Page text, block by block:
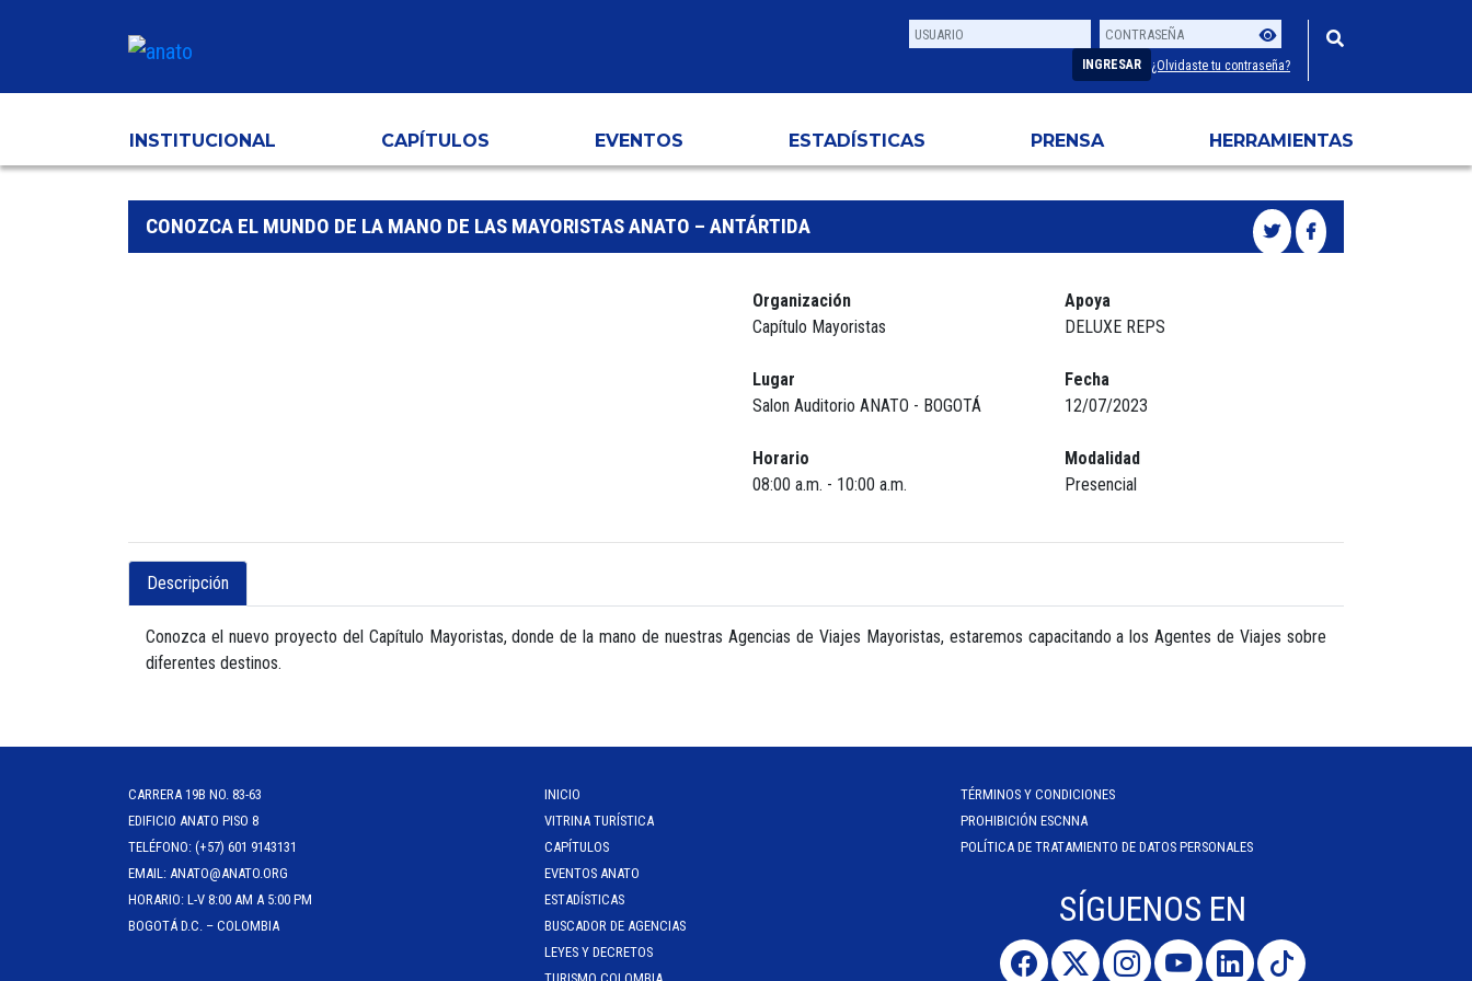
Usuario
Contraseña
INGRESAR ¿Olvidaste tu contraseña?
INSTITUCIONAL CAPÍTULOS EVENTOS ESTADÍSTICAS PRENSA HERRAMIENTAS
CONOZCA EL MUNDO DE LA MANO DE LAS MAYORISTAS ANATO – ANTÁRTIDA
Organización
Capítulo Mayoristas
Apoya
DELUXE REPS
Lugar
Salon Auditorio ANATO - BOGOTÁ
Fecha
12/07/2023
Horario
08:00 a.m. - 10:00 a.m.
Modalidad
Presencial
Descripción
Conozca el nuevo proyecto del Capítulo Mayoristas, donde de la mano de nuestras Agencias de Viajes Mayoristas, estaremos capacitando a los Agentes de Viajes sobre
diferentes destinos.
CARRERA 19B NO. 83-63
EDIFICIO ANATO PISO 8
TELÉFONO: (+57) 601 9143131
EMAIL: ANATO@ANATO.ORG
HORARIO: L-V 8:00 AM A 5:00 PM
BOGOTÁ D.C. – COLOMBIA
INICIO
VITRINA TURÍSTICA
CAPÍTULOS
EVENTOS ANATO
ESTADÍSTICAS
BUSCADOR DE AGENCIAS
LEYES Y DECRETOS
TÉRMINOS Y CONDICIONES
PROHIBICIÓN ESCNNA
POLÍTICA DE TRATAMIENTO DE DATOS PERSONALES
SÍGUENOS EN